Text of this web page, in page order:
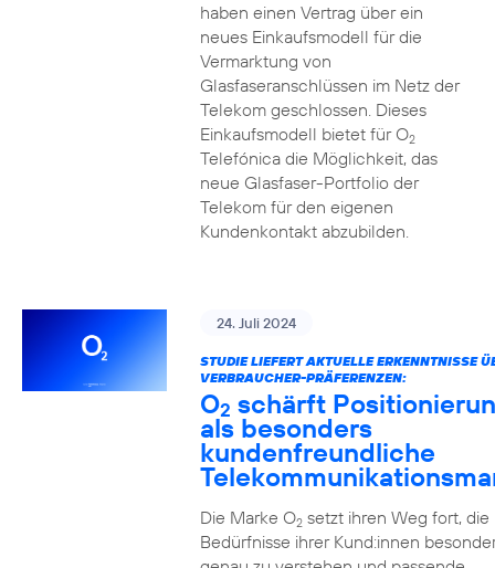
haben einen Vertrag über ein
neues Einkaufsmodell für die
Vermarktung von
Glasfaseranschlüssen im Netz der
Telekom geschlossen. Dieses
Einkaufsmodell bietet für O2
Telefónica die Möglichkeit, das
neue Glasfaser-Portfolio der
Telekom für den eigenen
Kundenkontakt abzubilden.
24. Juli 2024
STUDIE LIEFERT AKTUELLE ERKENNTNISSE
VERBRAUCHER-PRÄFERENZEN:
O2 schärft
als besonders
kundenfreundliche
Die Marke O2setzt ihren Weg fort, die
Bedürfnisse ihrer Kund:innen